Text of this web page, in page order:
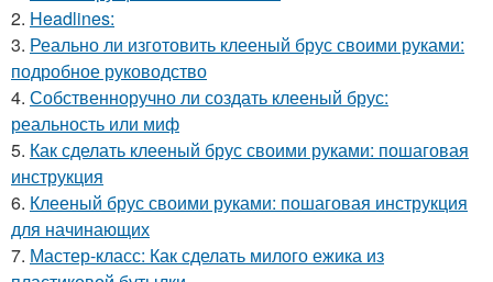
2. Headlines:
3. Реально ли изготовить клееный брус своими руками:
подробное руководство
4. Собственноручно ли создать клееный брус:
реальность или миф
5. Как сделать клееный брус своими руками: пошаговая
инструкция
6. Клееный брус своими руками: пошаговая инструкция
для начинающих
7. Мастер-класс: Как сделать милого ежика из